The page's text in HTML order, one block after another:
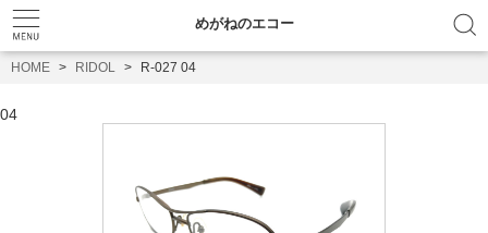
めがねのエコー
HOME RIDOL R-027 04
04